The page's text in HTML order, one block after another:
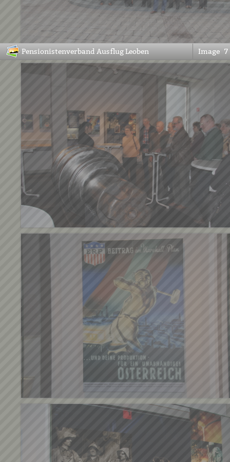
Pensionistenverband Ausflug Leoben Image 7